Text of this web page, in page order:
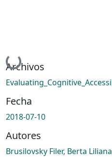
Cargando...
Archivos
Fecha
2018-07-10
Autores
Brusilovsky Filer, Berta Liliana